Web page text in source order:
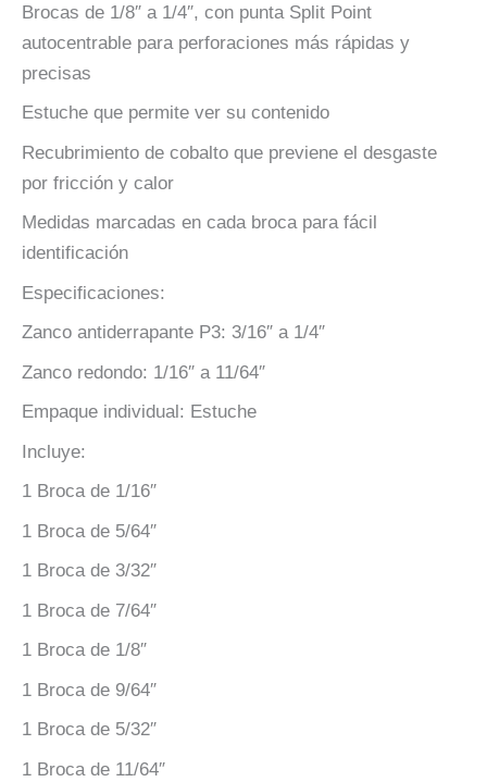
Brocas de 1/8″ a 1/4″, con punta Split Point
autocentrable para perforaciones más rápidas y
precisas
Estuche que permite ver su contenido
Recubrimiento de cobalto que previene el desgaste
por fricción y calor
Medidas marcadas en cada broca para fácil
identificación
Especificaciones:
Zanco antiderrapante P3: 3/16″ a 1/4″
Zanco redondo: 1/16″ a 11/64″
Empaque individual: Estuche
Incluye:
1 Broca de 1/16″
1 Broca de 5/64″
1 Broca de 3/32″
1 Broca de 7/64″
1 Broca de 1/8″
1 Broca de 9/64″
1 Broca de 5/32″
1 Broca de 11/64″